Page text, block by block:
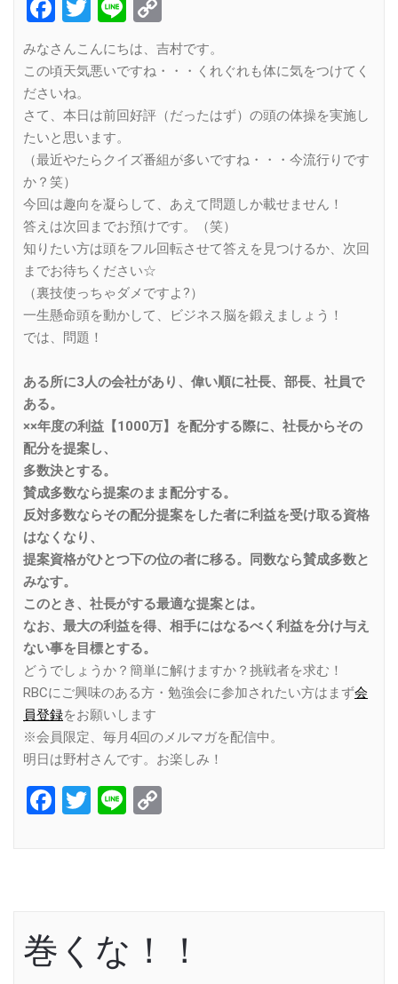
Link
みなさんこんにちは、吉村です。
この頃天気悪いですね・・・くれぐれも体に気をつけてく
ださいね。
さて、本日は前回好評（だったはず）の頭の体操を実施し
たいと思います。
（最近やたらクイズ番組が多いですね・・・今流行りです
か？笑）
今回は趣向を凝らして、あえて問題しか載せません！
答えは次回までお預けです。（笑）
知りたい方は頭をフル回転させて答えを見つけるか、次回
までお待ちください☆
（裏技使っちゃダメですよ?）
一生懸命頭を動かして、ビジネス脳を鍛えましょう！
では、問題！
ある所に3人の会社があり、偉い順に社長、部長、社員で
ある。
××年度の利益【1000万】を配分する際に、社長からその
配分を提案し、
多数決とする。
賛成多数なら提案のまま配分する。
反対多数ならその配分提案をした者に利益を受け取る資格
はなくなり、
提案資格がひとつ下の位の者に移る。同数なら賛成多数と
みなす。
このとき、社長がする最適な提案とは。
なお、最大の利益を得、相手にはなるべく利益を分け与え
ない事を目標とする。
どうでしょうか？簡単に解けますか？挑戦者を求む！
RBCにご興味のある方・勉強会に参加されたい方はまず会
員登録をお願いします
※会員限定、毎月4回のメルマガを配信中。
明日は野村さんです。お楽しみ！
Facebook
Twitter
Line
巻くな！！